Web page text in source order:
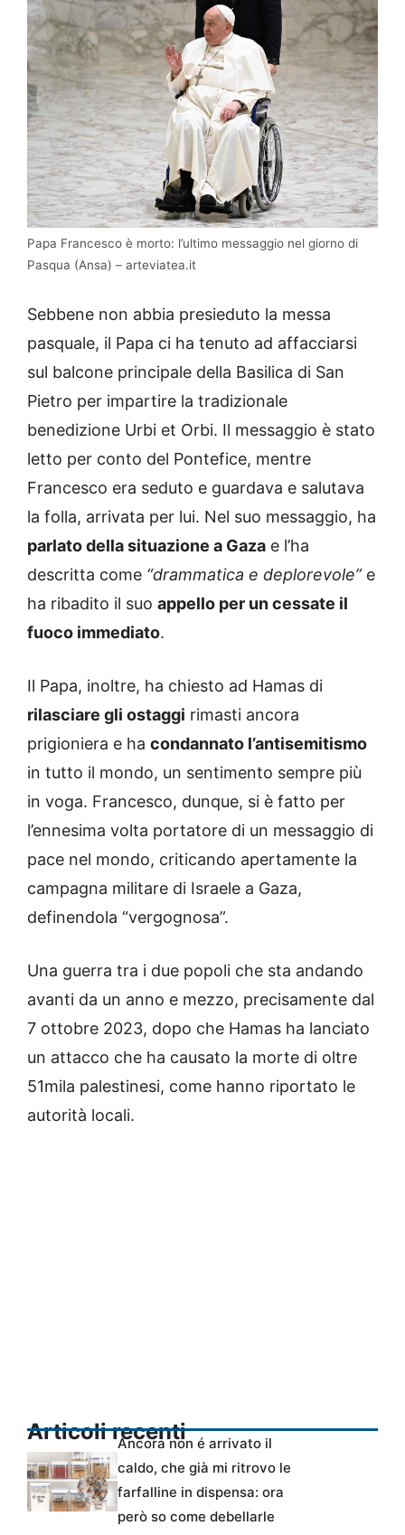
Papa Francesco è morto: l’ultimo messaggio nel giorno di
Pasqua (Ansa) – arteviatea.it
Sebbene non abbia presieduto la messa
pasquale, il Papa ci ha tenuto ad affacciarsi
sul balcone principale della Basilica di San
Pietro per impartire la tradizionale
benedizione Urbi et Orbi. Il messaggio è stato
letto per conto del Pontefice, mentre
Francesco era seduto e guardava e salutava
la folla, arrivata per lui. Nel suo messaggio, ha
parlato della situazione a Gaza e l’ha
descritta come “drammatica e deplorevole”e
ha ribadito il suo appello per un cessate il
fuoco immediato.
Il Papa, inoltre, ha chiesto ad Hamas di
rilasciare gli ostaggi rimasti ancora
prigioniera e ha condannato l’antisemitismo
in tutto il mondo, un sentimento sempre più
in voga. Francesco, dunque, si è fatto per
l’ennesima volta portatore di un messaggio di
pace nel mondo, criticando apertamente la
campagna militare di Israele a Gaza,
definendola “vergognosa”.
Una guerra tra i due popoli che sta andando
avanti da un anno e mezzo, precisamente dal
7 ottobre 2023, dopo che Hamas ha lanciato
un attacco che ha causato la morte di oltre
51mila palestinesi, come hanno riportato le
autorità locali.
Articoli recentiAncora non é arrivato il
caldo, che già mi ritrovo le
farfalline in dispensa: ora
però so come debellarle